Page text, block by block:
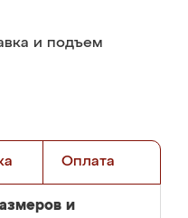
и подъем
Оплата
и